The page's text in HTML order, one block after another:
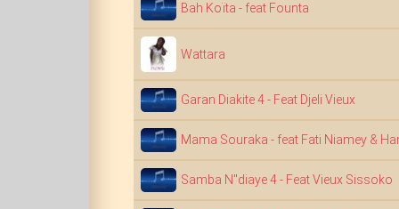
Bah Koïta - feat Founta
Wattara
Garan Diakite 4 - Feat Djeli Vieux
Mama Souraka - feat Fati Niamey &
Samba N"diaye 4 - Feat Vieux Sissoko